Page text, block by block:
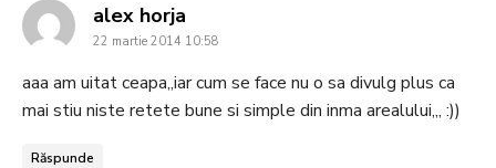
alex horja
22 martie 2014 10:58
aaa am uitat ceapa,,iar cum se face nu o sa divulg plus ca
mai stiu niste retete bune si simple din inma arealului,,, :))
Răspunde